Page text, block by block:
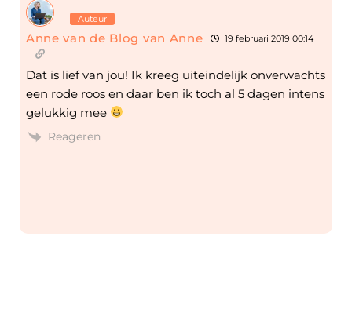
Auteur
Anne van de Blog van Anne 19 februari 2019 00:14
Dat is lief van jou! Ik kreeg uiteindelijk onverwachts
een rode roos en daar ben ik toch al 5 dagen intens
gelukkig mee
Reageren